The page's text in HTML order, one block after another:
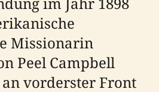
Missionarin
Peel Campbell
an vorderster Front